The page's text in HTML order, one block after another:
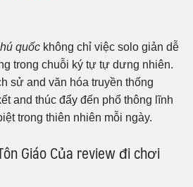
quốc không chỉ việc solo giản dễ
trong chuỗi ký tự tự dưng nhiên.
sử and văn hóa truyền thống
and thúc đẩy đến phổ thông lĩnh
trong thiên nhiên mỗi ngày.
Giáo Của review đi chơi